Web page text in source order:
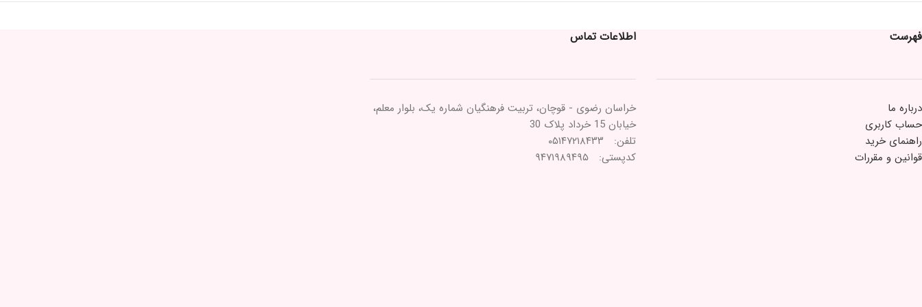
فهرست
درباره ما
حساب کاربری
راهنمای خرید
قوانین و مقررات
اطلاعات تماس
خراسان رضوی - قوچان، تربیت فرهنگیان شماره یک، بلوار معلم،
خیابان 15 خرداد پلاک 30
تلفن: ۰۵۱۴۷۲۱۸۴۳۳
کدپستی: ۹۴۷۱۹۸۹۴۹۵